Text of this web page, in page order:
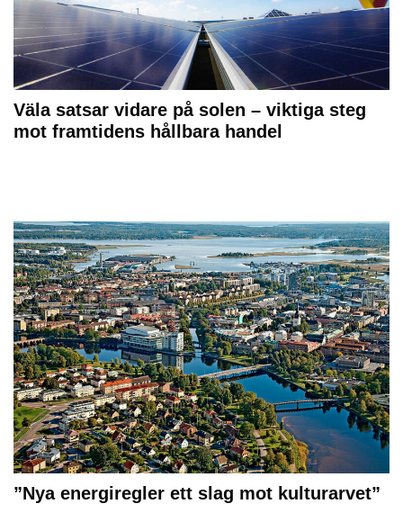
Väla satsar vidare på solen – viktiga steg
mot framtidens hållbara handel
”Nya energiregler ett slag mot kulturarvet”